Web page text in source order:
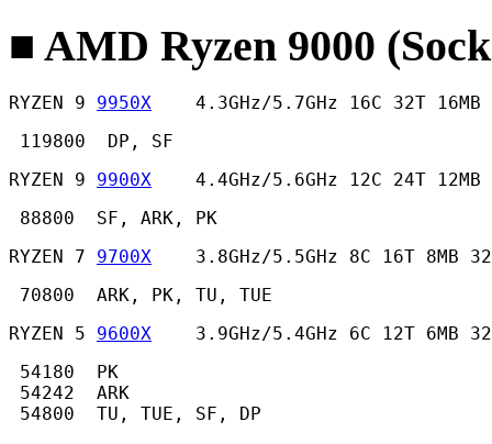
■ AMD Ryzen 9000
RYZEN 9 9950X
4.3GHz/5.7GHz 16C 32T 16MB
119800  DP, SF
RYZEN 9 9900X
4.4GHz/5.6GHz 12C 24T 12MB
88800  SF, ARK, PK
RYZEN 7 9700X
3.8GHz/5.5GHz 8C 16T 8MB
70800  ARK, PK, TU, TUE
RYZEN 5 9600X
3.9GHz/5.4GHz 6C 12T 6MB
54180  PK
54242  ARK
54800  TU, TUE, SF, DP